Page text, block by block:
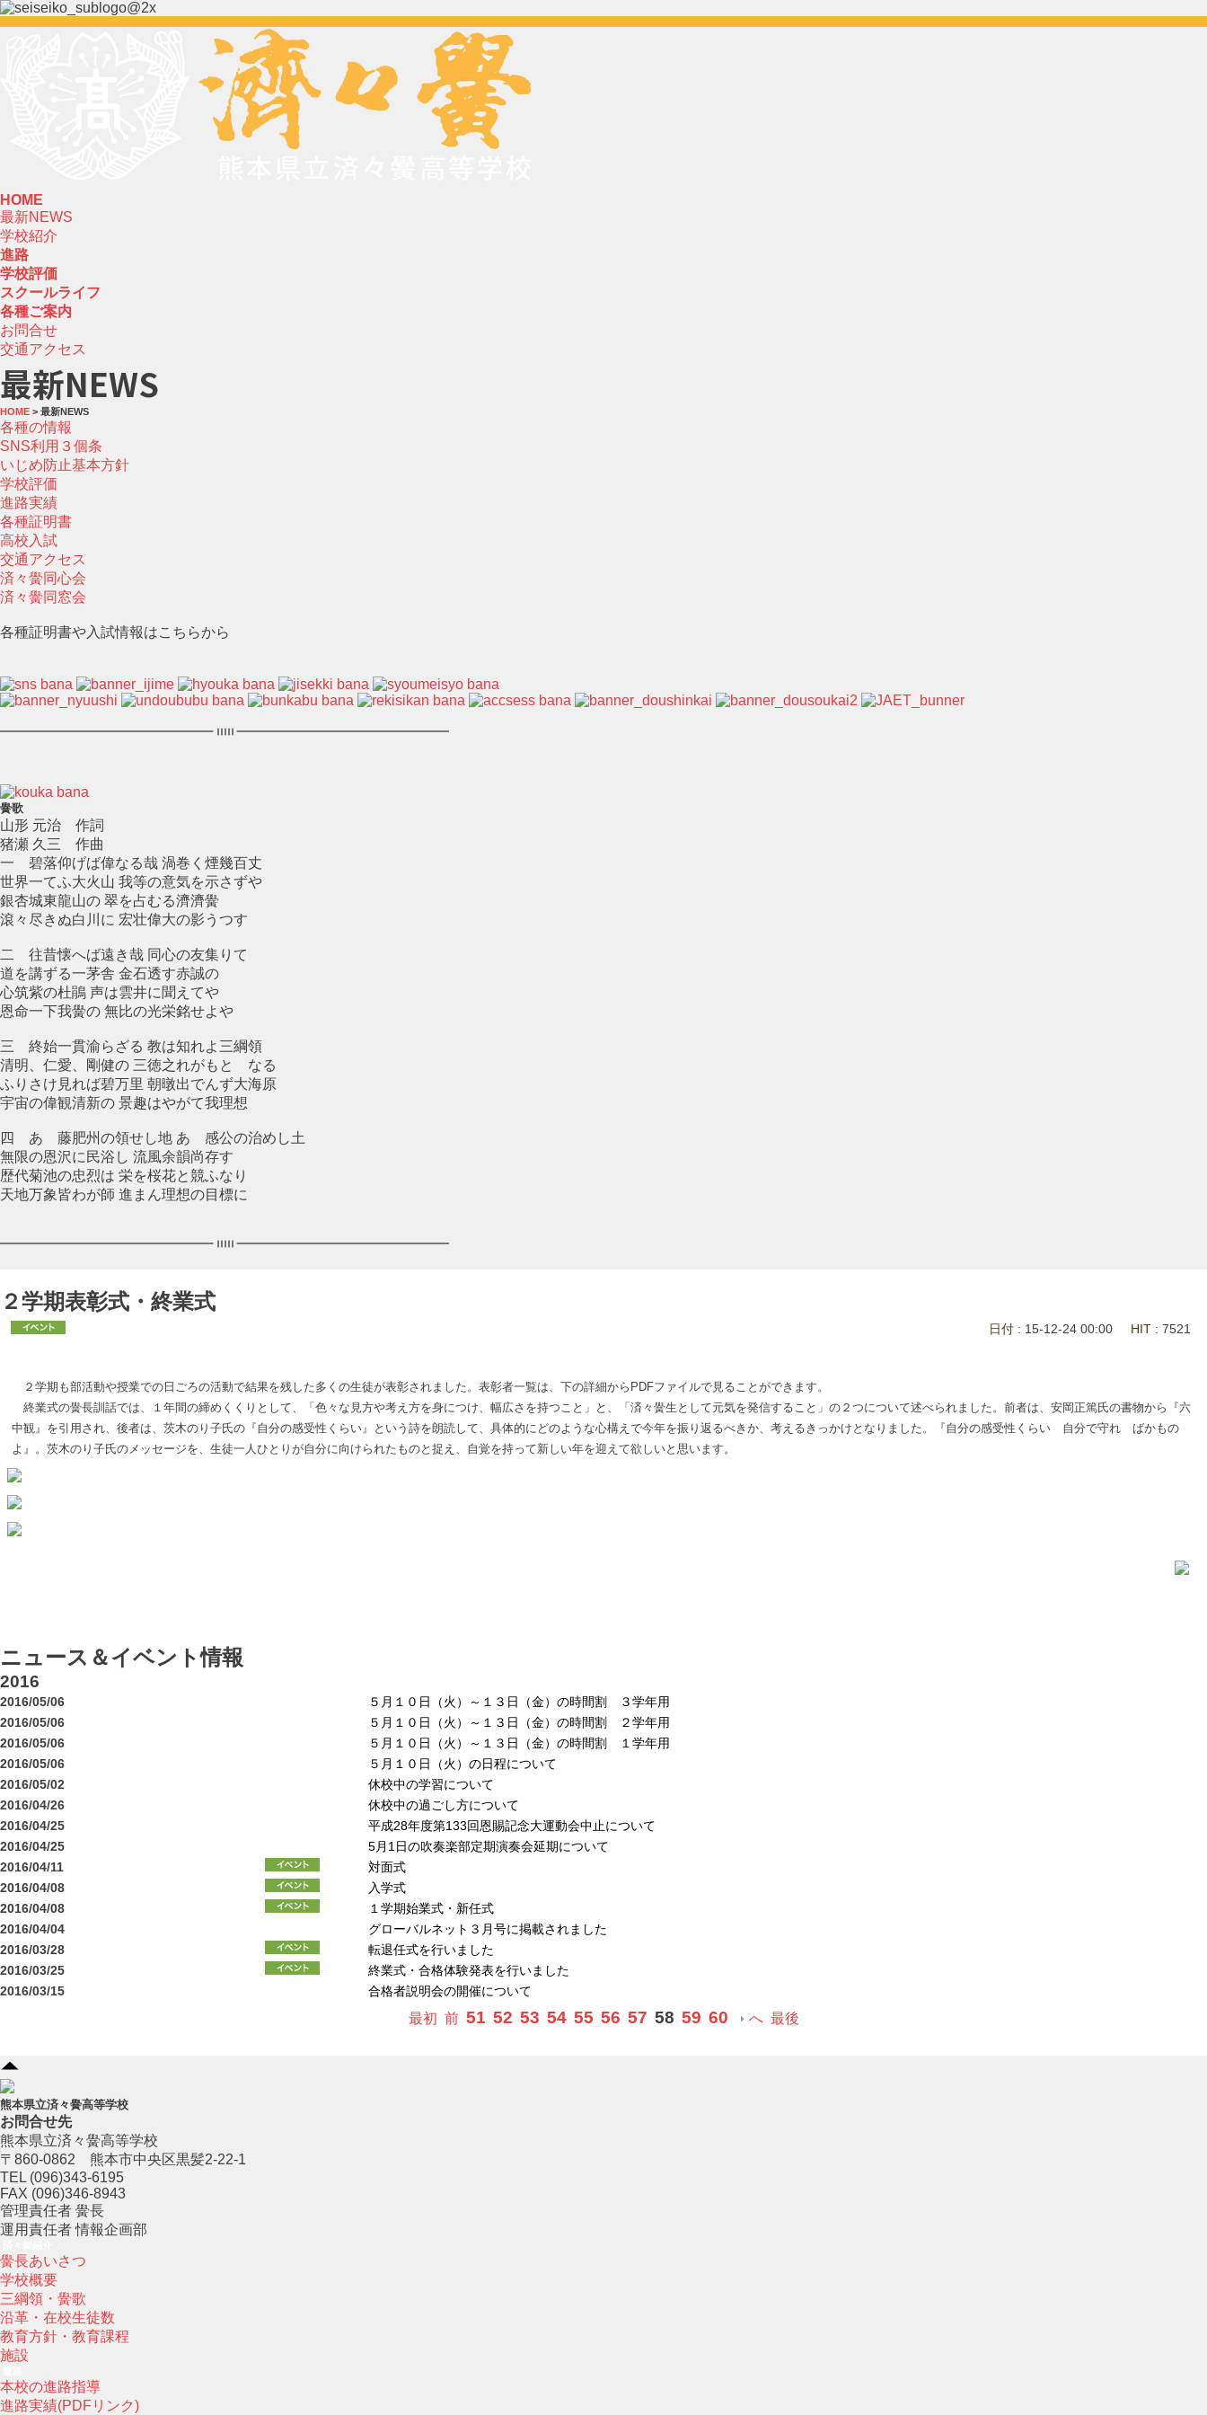
HOME
最新NEWS
学校紹介
進路
学校評価
スクールライフ
各種ご案内
お問合せ
交通アクセス
最新NEWS
HOME > 最新NEWS
各種の情報
SNS利用３個条
いじめ防止基本方針
学校評価
進路実績
各種証明書
高校入試
交通アクセス
済々黌同心会
済々黌同窓会
各種証明書や入試情報はこちらから
黌歌
山形 元治 作詞
猪瀬 久三 作曲
一 碧落仰げば偉なる哉 渦巻く煙幾百丈
世界一てふ大火山 我等の意気を示さずや
銀杏城東龍山の 翠を占むる濟濟黌
滾々尽きぬ白川に 宏壮偉大の影うつす
二 往昔懐へば遠き哉 同心の友集りて
道を講ずる一茅舎 金石透す赤誠の
心筑紫の杜鵑 声は雲井に聞えてや
恩命一下我黌の 無比の光栄銘せよや
三 終始一貫渝らざる 教は知れよ三綱領
清明、仁愛、剛健の 三徳之れがもとゝなる
ふりさけ見れば碧万里 朝暾出でんず大海原
宇宙の偉観清新の 景趣はやがて我理想
四 あゝ藤肥州の領せし地 あゝ感公の治めし土
無限の恩沢に民浴し 流風余韻尚存す
歴代菊池の忠烈は 栄を桜花と競ふなり
天地万象皆わが師 進まん理想の目標に
２学期表彰式・終業式
日付 : 15-12-24 00:00 HIT : 7521
２学期も部活動や授業での日ごろの活動で結果を残した多くの生徒が表彰されました。表彰者一覧は、下の詳細からPDFファイルで見ることができます。
終業式の黌長訓話では、１年間の締めくくりとして、「色々な見方や考え方を身につけ、幅広さを持つこと」と、「済々黌生として元気を発信すること」の２つについて述べられました。前者は、安岡正篤氏の書物から『六
中観』を引用され、後者は、茨木のり子氏の『自分の感受性くらい』という詩を朗読して、具体的にどのような心構えで今年を振り返るべきか、考えるきっかけとなりました。『自分の感受性くらい 自分で守れ ばかもの
よ』。茨木のり子氏のメッセージを、生徒一人ひとりが自分に向けられたものと捉え、自覚を持って新しい年を迎えて欲しいと思います。
ニュース＆イベント情報
2016
2016/05/06
５月１０日（火）～１３日（金）の時間割 ３学年用
2016/05/06
５月１０日（火）～１３日（金）の時間割 ２学年用
2016/05/06
５月１０日（火）～１３日（金）の時間割 １学年用
2016/05/06
５月１０日（火）の日程について
2016/05/02
休校中の学習について
2016/04/26
休校中の過ごし方について
2016/04/25
平成28年度第133回恩賜記念大運動会中止について
2016/04/25
5月1日の吹奏楽部定期演奏会延期について
2016/04/11
対面式
2016/04/08
入学式
2016/04/08
１学期始業式・新任式
2016/04/04
グローバルネット３月号に掲載されました
2016/03/28
転退任式を行いました
2016/03/25
終業式・合格体験発表を行いました
2016/03/15
合格者説明会の開催について
最初 前 51 52 53 54 55 56 57 58 59 60 へ 最後
熊本県立済々黌高等学校
お問合せ先
熊本県立済々黌高等学校
〒860-0862 熊本市中央区黒髪2-22-1
TEL (096)343-6195
FAX (096)346-8943
管理責任者 黌長
運用責任者 情報企画部
黌長あいさつ
学校概要
三綱領・黌歌
沿革・在校生徒数
教育方針・教育課程
施設
本校の進路指導
進路実績(PDFリンク)